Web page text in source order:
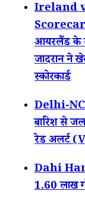
Ireland
आयरलैंड के
जादरान ने
स्कोरकार्ड
Delhi-
बारिश से
रेड अलर्ट
Dahi
1.60 लाख